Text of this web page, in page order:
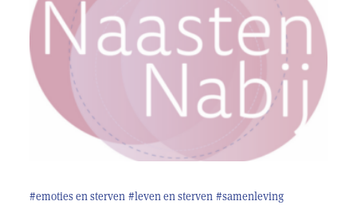
#emoties en sterven #leven en sterven #samenleving